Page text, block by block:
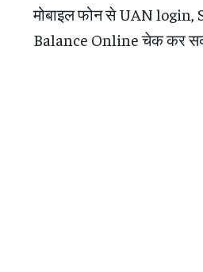
मोबाइल फोन से UAN login,
Balance Online चेक कर